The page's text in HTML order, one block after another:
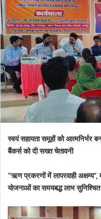
स्वयं सहायता समूहों को आत्मनिर्भर
बैंकर्स को दी सख्त चेतावनी
“ऋण प्रकरणों में लापरवाही
योजनाओं का समयबद्ध लाभ